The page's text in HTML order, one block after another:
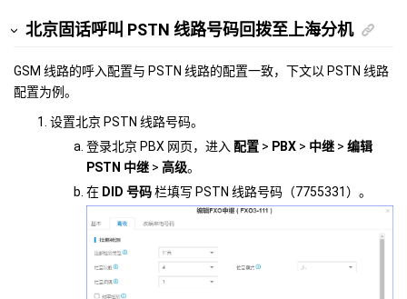
北京固话呼叫 PSTN 线路号码回拨至上海分机
GSM 线路的呼入配置与 PSTN 线路的配置一致，下文以 PSTN 线路
配置为例。
设置北京 PSTN 线路号码。
登录北京 PBX 网页，进入 配置 > PBX > 中继 > 编辑
PSTN 中继 > 高级。
在 DID 号码栏填写 PSTN 线路号码（7755331）。